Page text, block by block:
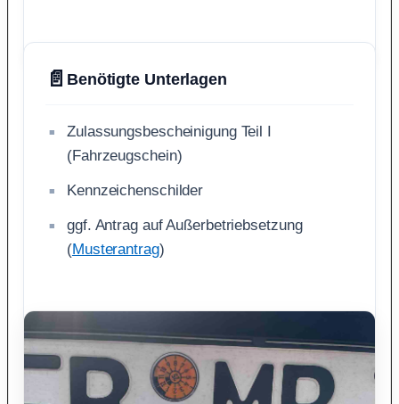
📄 Benötigte Unterlagen
Zulassungsbescheinigung Teil I
(Fahrzeugschein)
Kennzeichenschilder
ggf. Antrag auf Außerbetriebsetzung
(Musterantrag)